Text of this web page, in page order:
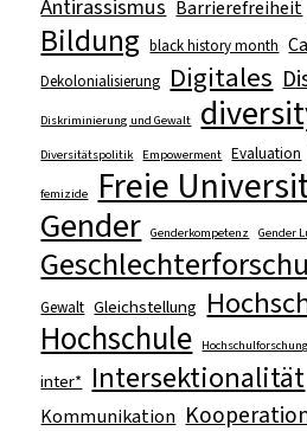
Antirassismus Barrierefreiheit
Bildung black history month
Dekolonialisierung Digitales
Diskriminierung und Gewalt
Diversitätspolitik Empowerment Evaluation
femizide Freie
Gender Genderkompetenz Gender
Gewalt Gleichstellung
Hochschule Hochschulforschung
inter* Intersektionalität
Kommunikation